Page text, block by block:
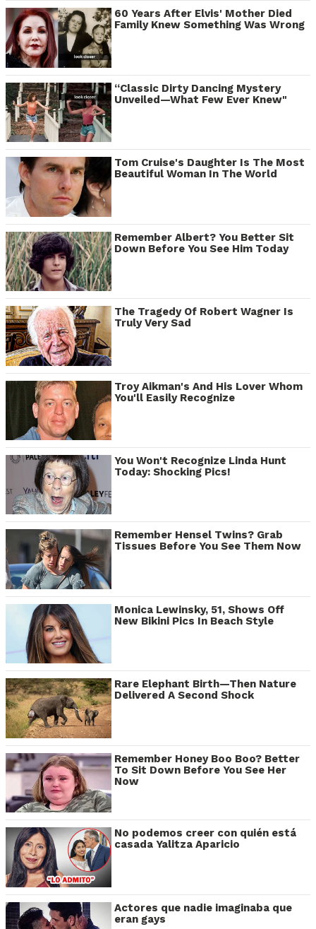
60 Years After Elvis' Mother Died
Family Knew Something Was Wrong
“Classic Dirty Dancing Mystery
Unveiled—What Few Ever Knew"
Tom Cruise's Daughter Is The Most
Beautiful Woman In The World
Remember Albert? You Better Sit
Down Before You See Him Today
The Tragedy Of Robert Wagner Is
Truly Very Sad
Troy Aikman's And His Lover Whom
You'll Easily Recognize
You Won't Recognize Linda Hunt
Today: Shocking Pics!
Remember Hensel Twins? Grab
Tissues Before You See Them Now
Monica Lewinsky, 51, Shows Off
New Bikini Pics In Beach Style
Rare Elephant Birth—Then Nature
Delivered A Second Shock
Remember Honey Boo Boo? Better
To Sit Down Before You See Her
Now
No podemos creer con quién está
casada Yalitza Aparicio
Actores que nadie imaginaba que
eran gays